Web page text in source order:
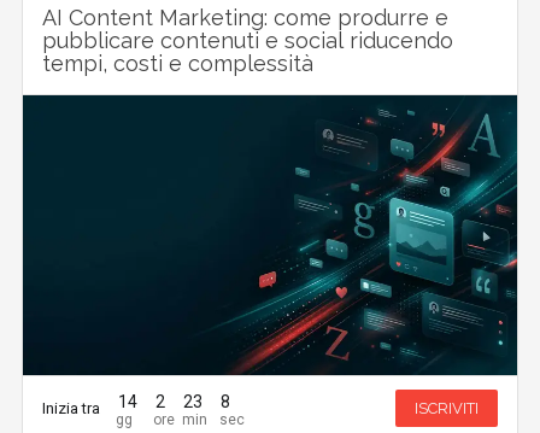
AI Content Marketing: come produrre e
pubblicare contenuti e social riducendo
tempi, costi e complessità
Inizia tra 14 2 23 8 ISCRIVITI